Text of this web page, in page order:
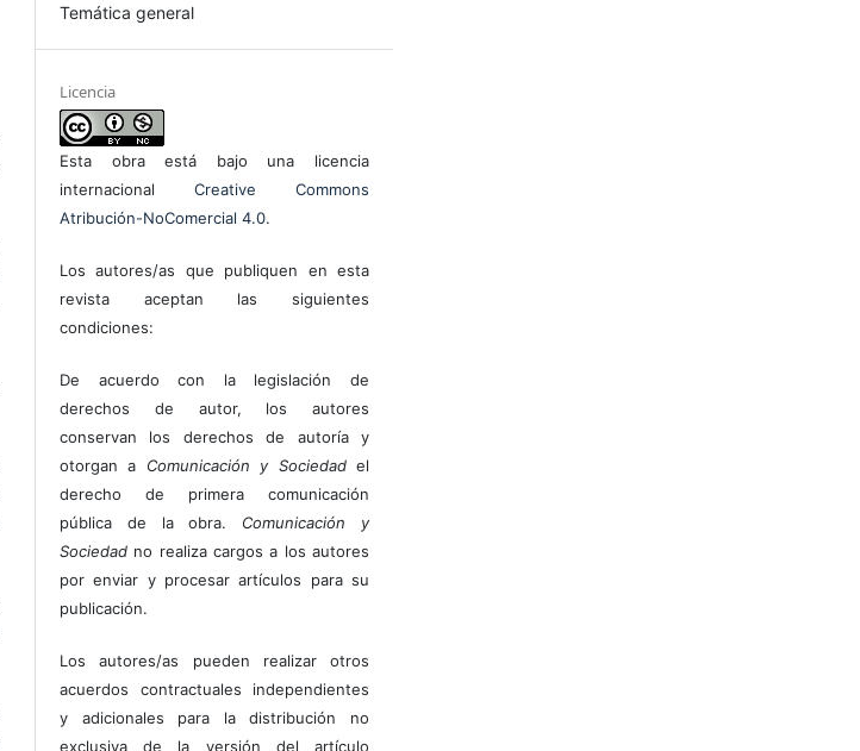
Temática general
Licencia
Esta obra está bajo una licencia
internacional Creative Commons
Atribución-NoComercial 4.0.
Los autores/as que publiquen en esta
revista aceptan las siguientes
condiciones:
De acuerdo con la legislación de
derechos de autor, los autores
conservan los derechos de autoría y
otorgan a Comunicación y Sociedadel
derecho de primera comunicación
pública de la obra. Comunicación y
Sociedad no realiza cargos a los autores
por enviar y procesar artículos para su
publicación.
Los autores/as pueden realizar otros
acuerdos contractuales independientes
y adicionales para la distribución no
exclusiva de la versión del artículo